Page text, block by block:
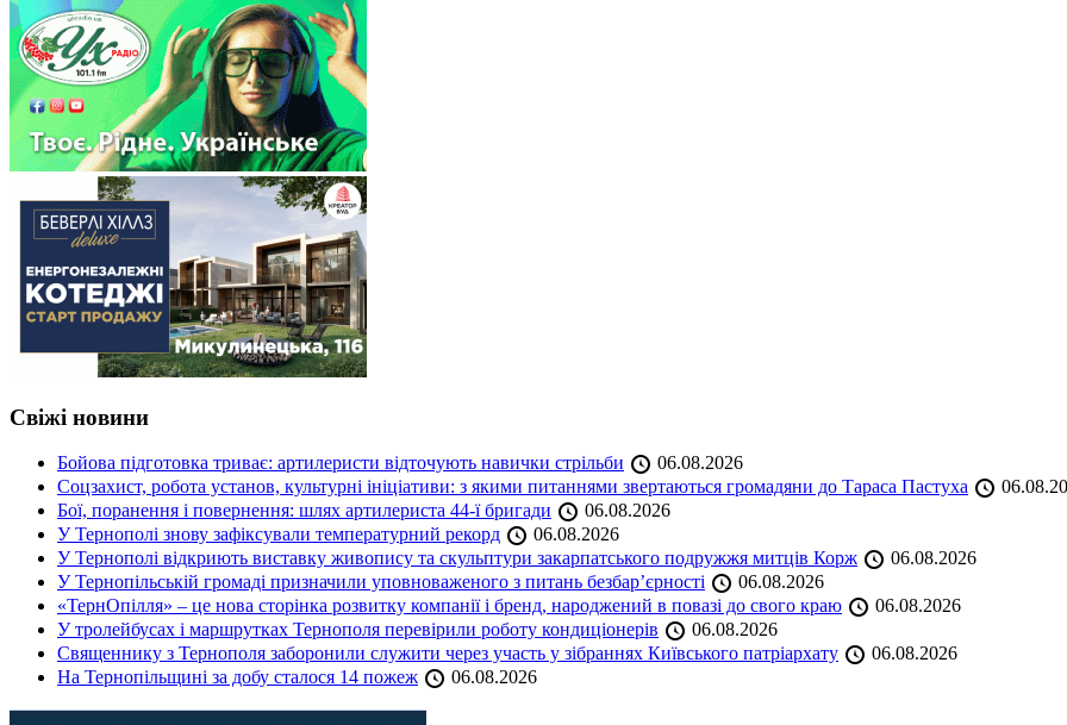
Свіжі новини
Бойова підготовка триває: артилеристи відточують навички стрільби
06.08.2026
Соцзахист, робота установ, культурні ініціативи: з якими питаннями звертаються громадяни до Тараса Пастуха
Бої, поранення і повернення: шлях артилериста 44-ї бригади
06.08.2026
У Тернополі знову зафіксували температурний рекорд
06.08.2026
У Тернополі відкриють виставку живопису та скульптури закарпатського подружжя митців Корж
06.08.2026
У Тернопільській громаді призначили уповноваженого з питань безбар’єрності
06.08.2026
«ТернОпілля» – це нова сторінка розвитку компанії і бренд, народжений в повазі до свого краю
06.08.2026
У тролейбусах і маршрутках Тернополя перевірили роботу кондиціонерів
06.08.2026
Священнику з Тернополя заборонили служити через участь у зібраннях Київського патріархату
06.08.2026
На Тернопільщині за добу сталося 14 пожеж
06.08.2026